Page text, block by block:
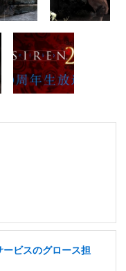
ビスのグロース担